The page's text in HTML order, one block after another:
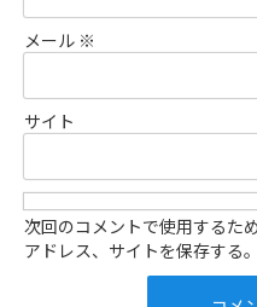
メール ※
サイト
次回のコメントで使用するた
アドレス、サイトを保存する。